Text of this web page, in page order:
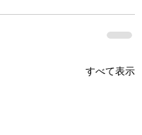
すべて表示